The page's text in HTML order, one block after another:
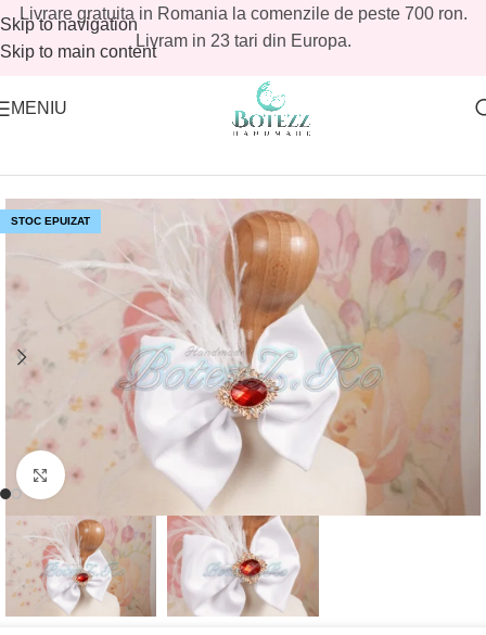
Skip to navigation
Skip to main content
Livrare gratuita in Romania la comenzile de peste 700 ron.
Livram in 23 tari din Europa.
MENIU
STOC EPUIZAT
Mărește imaginea